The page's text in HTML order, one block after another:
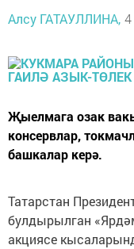
Алсу ГАТАУЛЛИНА,
Җыелмага озак
консервлар,
башкалар керә.
Татарстан
булдырылган
акциясе